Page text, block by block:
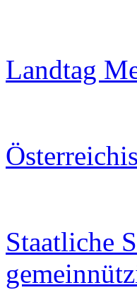
Landtag
Staatliche